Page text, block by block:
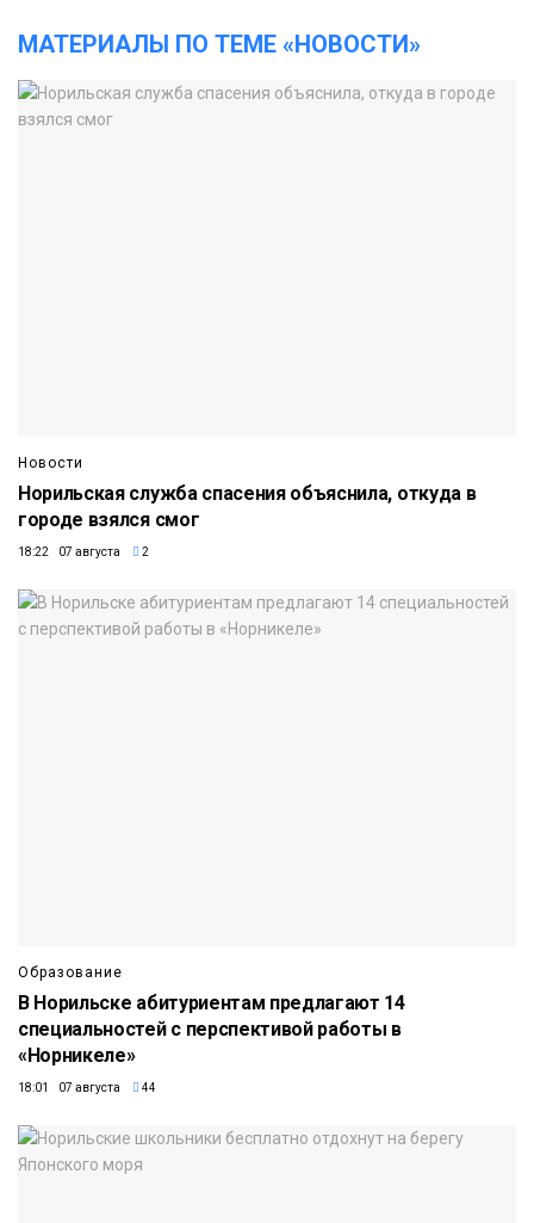
МАТЕРИАЛЫ ПО ТЕМЕ «НОВОСТИ»
Новости
Норильская служба спасения объяснила, откуда в
городе взялся смог
18:22 07 августа 2
Образование
В Норильске абитуриентам предлагают 14
специальностей с перспективой работы в
«Норникеле»
18:01 07 августа 44